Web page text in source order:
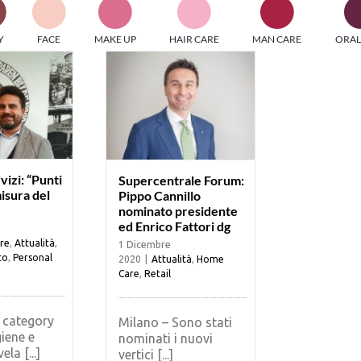
MEDIAGROUP racchiude un pool di società di
specializzate nell’informazione b2b. Edizioni Turbo, in
attraverso numerose riviste verticali, fornisce
che coinvolgono gli attori nei settori beauty, food,
entertainment e sport.
tuned!
LE RIVISTE
Scroll Down
FACE MAKE UP HAIR CARE MAN CARE
“Punti
del
Attualità
Personal
category
e
[...]
Supercentrale
Forum: Pippo
Cannillo nominato
presidente ed
Supercentrale Forum:
Pippo Cannillo
nominato presidente
ed Enrico Fattori dg
1 Dicembre
2020
Attualità, Home
Care, Retail
Milano – Sono stati
nominati i nuovi
vertici [...]